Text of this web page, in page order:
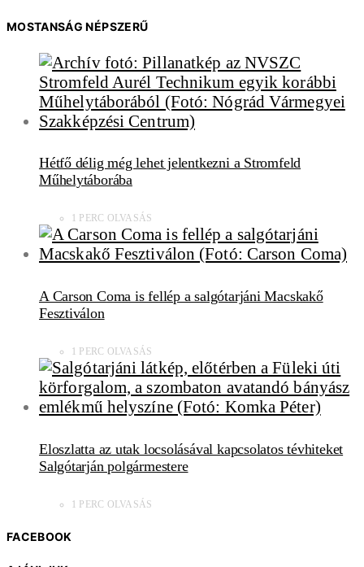
MOSTANSÁG NÉPSZERŰ
Hétfő délig még lehet jelentkezni a Stromfeld
Műhelytáborába
1 PERC OLVASÁS
A Carson Coma is fellép a salgótarjáni Macskakő
Fesztiválon
1 PERC OLVASÁS
Eloszlatta az utak locsolásával kapcsolatos tévhiteket
Salgótarján polgármestere
1 PERC OLVASÁS
FACEBOOK